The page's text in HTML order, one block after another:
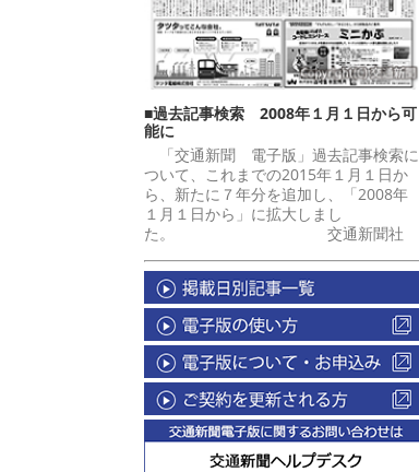
■過去記事検索 2008年１月１日から可
能に
「交通新聞 電子版」過去記事検索に
ついて、これまでの2015年１月１日か
ら、新たに７年分を追加し、「2008年
１月１日から」に拡大しまし
た。 交通新聞社